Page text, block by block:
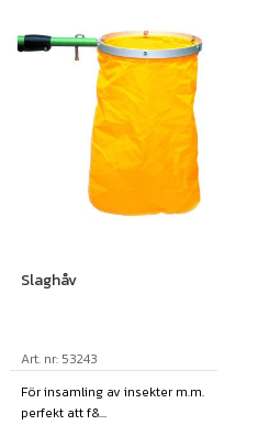
Slaghåv
Art. nr: 53243
För insamling av insekter m.m.
perfekt att f&...